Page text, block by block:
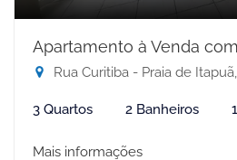
Apartamento à Venda
Rua Curitiba - Praia de
3 Quartos 2 Banheiros
Mais informações